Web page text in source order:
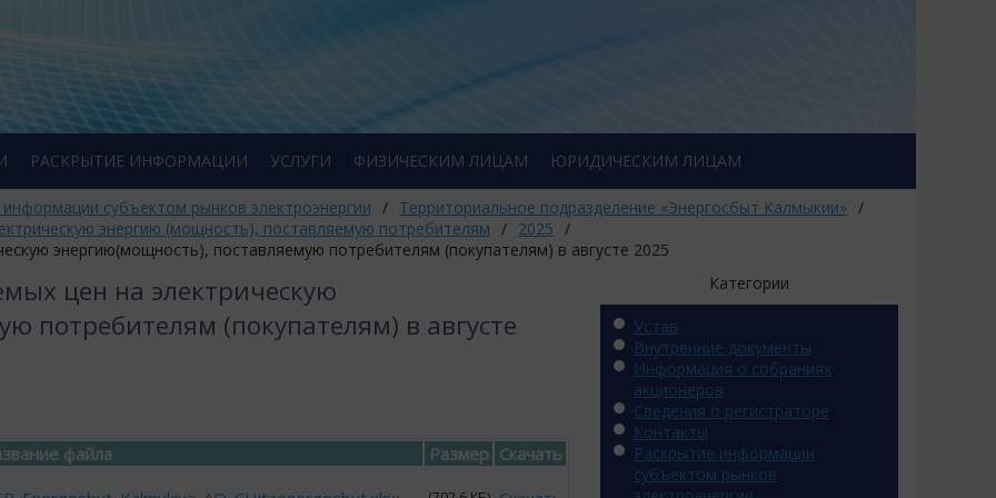
РАСКРЫТИЕ ИНФОРМАЦИИ УСЛУГИ ФИЗИЧЕСКИМ ЛИЦАМ ЮРИДИЧЕСКИМ ЛИЦАМ
субъектом рынков электроэнергии / Территориальное подразделение «Энергосбыт Калмыкии» /
энергию (мощность), поставляемую потребителям / 2025 /
энергию(мощность), поставляемую потребителям (покупателям) в августе 2025
цен на электрическую
потребителям (покупателям) в августе
файла Размер Скачать
Категории
Устав
Внутренние документы
Информация о собраниях
акционеров
Сведения о регистраторе
Контакты
Раскрытие информации
субъектом рынков